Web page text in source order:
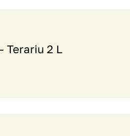
Terariu 2 L